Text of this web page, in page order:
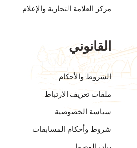
مركز العلامة التجارية والإعلام
القانوني
الشروط والأحكام
ملفات تعريف الارتباط
سياسة الخصوصية
شروط وأحكام المسابقات